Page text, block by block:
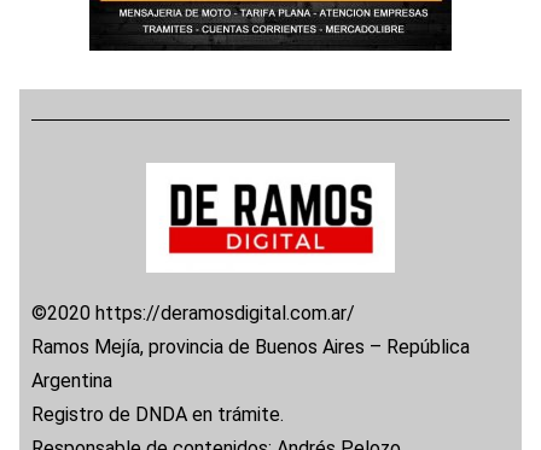
©2020 https://deramosdigital.com.ar/
Ramos Mejía, provincia de Buenos Aires – República
Argentina
Registro de DNDA en trámite.